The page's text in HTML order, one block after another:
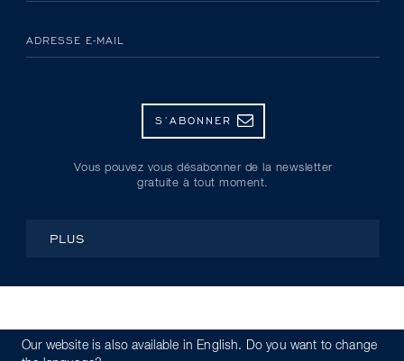
ADRESSE E-MAIL
S’ABONNER
Vous pouvez vous désabonner de la newsletter
gratuite à tout moment.
PLUS
© Kryolan 2026
Our website is also available in English. Do you want to change